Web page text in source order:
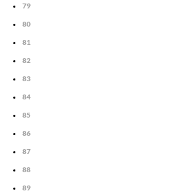
79
80
81
82
83
84
85
86
87
88
89